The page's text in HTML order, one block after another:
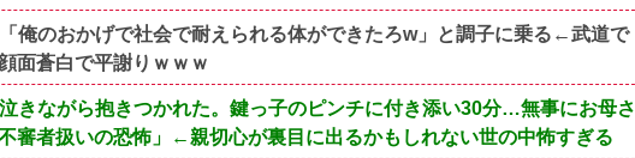
俺のおかげで社会で耐えられる体ができたろw」と調子に乗る←武道で
面蒼白で平謝りｗｗｗ
きながら抱きつかれた。鍵っ子のピンチに付き添い30分…無事にお母さ
審者扱いの恐怖」←親切心が裏目に出るかもしれない世の中怖すぎる